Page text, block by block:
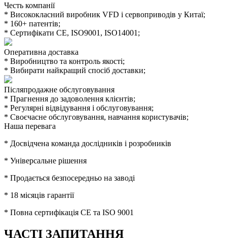
Честь компанії
* Висококласний виробник VFD і сервоприводів у Китаї;
* 160+ патентів;
* Сертифікати CE, ISO9001, ISO14001;
Оперативна доставка
* Виробництво та контроль якості;
* Вибирати найкращий спосіб доставки;
Післяпродажне обслуговування
* Прагнення до задоволення клієнтів;
* Регулярні відвідування i обслуговування;
* Своєчасне обслуговування, навчання користувачів;
Наша перевага
* Досвідчена команда дослідників і розробників
* Універсальне рішення
* Продається безпосередньо на заводі
* 18 місяців гарантії
* Повна сертифікація CE та ISO 9001
ЧАСТІ ЗАПИТАННЯ